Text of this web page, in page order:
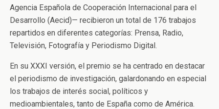
Agencia Española de Cooperación Internacional para el
Desarrollo (Aecid)— recibieron un total de 176 trabajos
repartidos en diferentes categorías: Prensa, Radio,
Televisión, Fotografía y Periodismo Digital.
En su XXXI versión, el premio se ha centrado en destacar
el periodismo de investigación, galardonando en especial
los trabajos de interés social, políticos y
medioambientales, tanto de España como de América.